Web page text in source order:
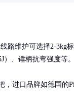
路维护可选择2-3kg
）、锤柄抗弯强度等。
，进口品牌如德国的